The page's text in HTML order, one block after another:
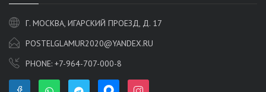
Г. МОСКВА, ИГАРСКИЙ ПРОЕЗД, Д. 17
POSTELGLAMUR2020@YANDEX.RU
PHONE: +7-964-707-000-8